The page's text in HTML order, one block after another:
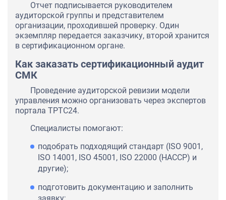
Отчет подписывается руководителем
аудиторской группы и представителем
организации, проходившей проверку. Один
экземпляр передается заказчику, второй хранится
в сертификационном органе.
Как заказать сертификационный аудит
СМК
Проведение аудиторской ревизии модели
управления можно организовать через экспертов
портала ТРТС24.
Специалисты помогают:
подобрать подходящий стандарт (ISO 9001,
ISO 14001, ISO 45001, ISO 22000 (НАССР) и
другие);
подготовить документацию и заполнить